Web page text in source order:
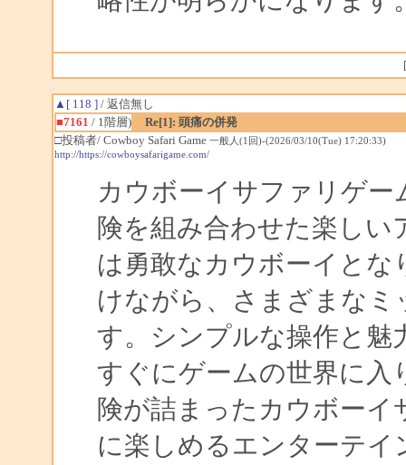
▲[ 118 ]/ 返信無し
■7161 / 1階層)
Re[1]: 頭痛の併発
□投稿者/ Cowboy Safari Game 一般人(1回)-(2026/03/10(Tue) 17:20:33)
http://https://cowboysafarigame.com/
カウボーイサファリゲ
険を組み合わせた楽し
は勇敢なカウボーイとな
けながら、さまざまな
す。シンプルな操作と魅
すぐにゲームの世界に入
険が詰まったカウボー
に楽しめるエンターテ